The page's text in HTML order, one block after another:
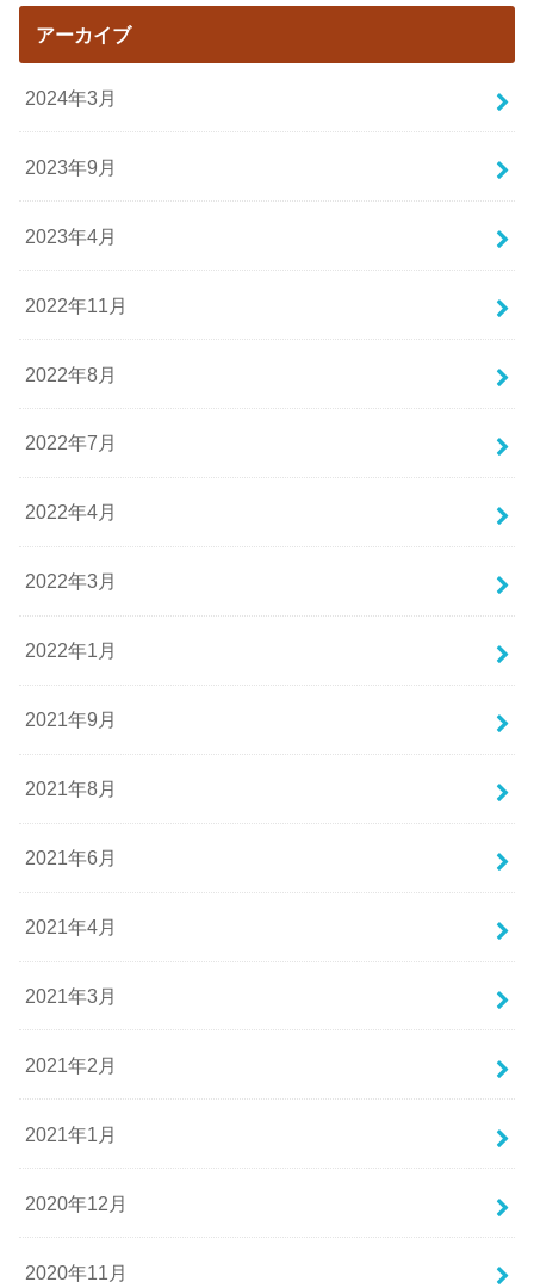
アーカイブ
2024年3月
2023年9月
2023年4月
2022年11月
2022年8月
2022年7月
2022年4月
2022年3月
2022年1月
2021年9月
2021年8月
2021年6月
2021年4月
2021年3月
2021年2月
2021年1月
2020年12月
2020年11月